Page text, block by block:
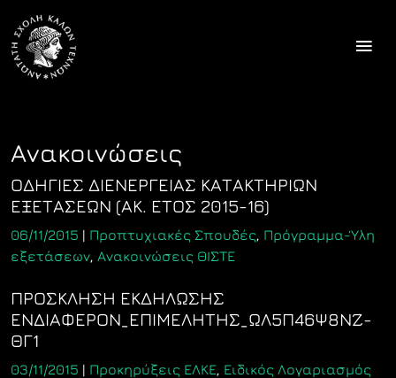
content
Ανακοινώσεις
ΟΔΗΓΙΕΣ ΔΙΕΝΕΡΓΕΙΑΣ ΚΑΤΑΚΤΗΡΙΩΝ
ΕΞΕΤΑΣΕΩΝ (ΑΚ. ΕΤΟΣ 2015-16)
06/11/2015 | Προπτυχιακές Σπουδές, Πρόγραμμα-Ύλη
εξετάσεων, Ανακοινώσεις ΘΙΣΤΕ
ΠΡΟΣΚΛΗΣΗ ΕΚΔΗΛΩΣΗΣ
ΕΝΔΙΑΦΕΡΟΝ_ΕΠΙΜΕΛΗΤΗΣ_ΩΛ5Π46Ψ8ΝΖ-
ΘΓ1
03/11/2015 | Προκηρύξεις ΕΛΚΕ, Ειδικός Λογαριασμός